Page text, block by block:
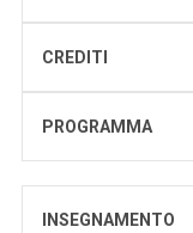
CREDITI
PROGRAMMA
INSEGNAMENTO